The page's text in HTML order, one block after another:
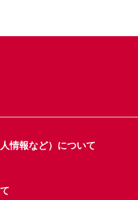
情報など）について